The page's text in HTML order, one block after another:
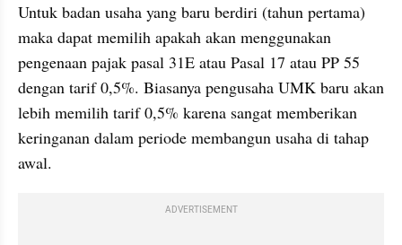
Untuk badan usaha yang baru berdiri (tahun pertama)
maka dapat memilih apakah akan menggunakan
pengenaan pajak pasal 31E atau Pasal 17 atau PP 55
dengan tarif 0,5%. Biasanya pengusaha UMK baru akan
lebih memilih tarif 0,5% karena sangat memberikan
keringanan dalam periode membangun usaha di tahap
awal.
ADVERTISEMENT